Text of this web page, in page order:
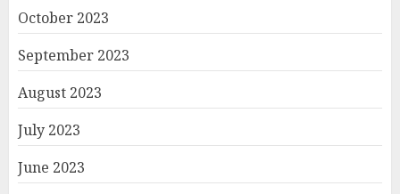
October 2023
September 2023
August 2023
July 2023
June 2023